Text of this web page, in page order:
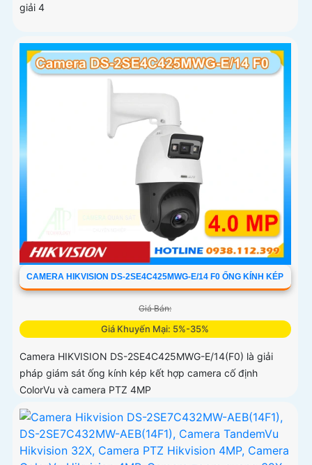
giải 4
CAMERA HIKVISION DS-2SE4C425MWG-E/14 F0 ỐNG KÍNH KÉP
Giá Bán:
Giá Khuyến Mại: 5%-35%
Camera HIKVISION DS-2SE4C425MWG-E/14(F0) là giải
pháp giám sát ống kính kép kết hợp camera cố định
ColorVu và camera PTZ 4MP